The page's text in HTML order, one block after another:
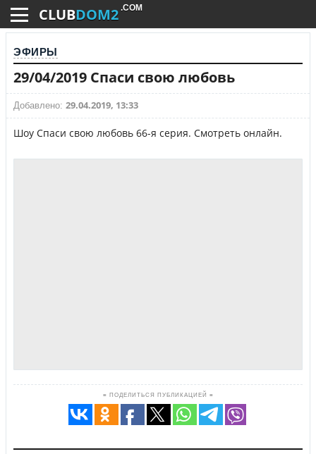
CLUBDOM2 .COM
ЭФИРЫ
29/04/2019 Спаси свою любовь
Добавлено: 29.04.2019, 13:33
Шоу Спаси свою любовь 66-я серия. Смотреть онлайн.
≡ ПОДЕЛИТЬСЯ ПУБЛИКАЦИЕЙ ≡